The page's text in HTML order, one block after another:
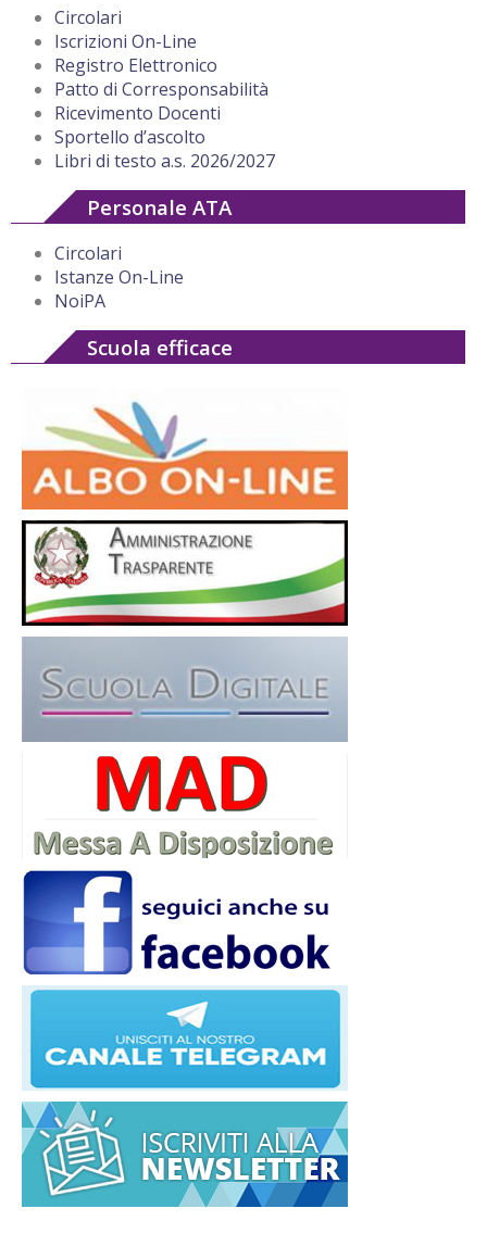
Circolari
Iscrizioni On-Line
Registro Elettronico
Patto di Corresponsabilità
Ricevimento Docenti
Sportello d’ascolto
Libri di testo a.s. 2026/2027
Personale ATA
Circolari
Istanze On-Line
NoiPA
Scuola efficace